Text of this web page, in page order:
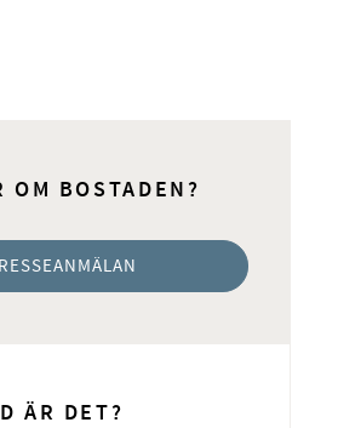
OM BOSTADEN?
ÄR DET?